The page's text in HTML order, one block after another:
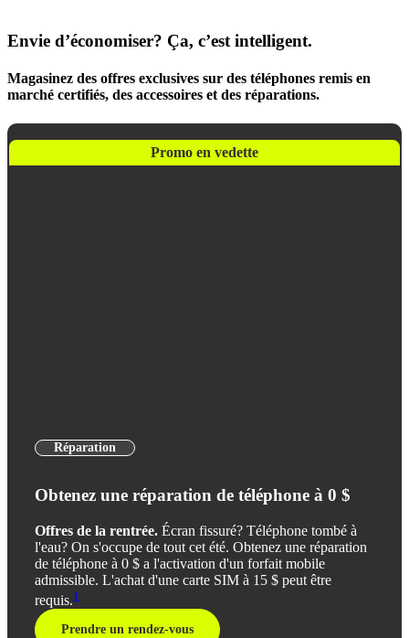
Envie d’économiser? Ça, c’est intelligent.
Magasinez des offres exclusives sur des téléphones remis en
marché certifiés, des accessoires et des réparations.
Promo en vedette
Réparation
Obtenez une réparation de téléphone à 0 $
Offres de la rentrée. Écran fissuré? Téléphone tombé à
l'eau? On s'occupe de tout cet été. Obtenez une réparation
de téléphone à 0 $ a l'activation d'un forfait mobile
admissible. L'achat d'une carte SIM à 15 $ peut être
requis.1
Prendre un rendez-vous